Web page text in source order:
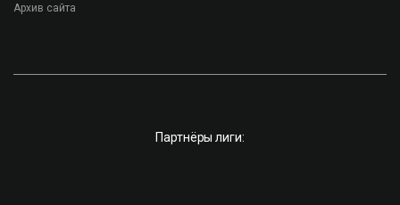
Архив сайта
Партнёры лиги: